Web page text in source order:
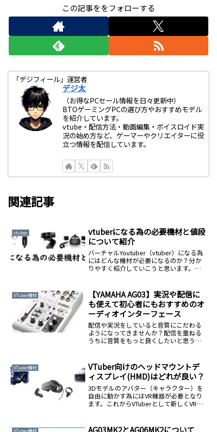
この記事ををフォローする
「デジフィール」運営者
デジ太
（お得なPCセール情報を日々更新中）
BTOゲーミングPCの選び方やおすすめモデル
を紹介しています。
vtube・配信方法・動画編集・ボイスロイド実
況の始め方など、ゲーマーやクリエイターに役
立つ情報を配信しています。
関連記事
vtuber
vtuberになる為の必要機材と値段
について紹介
バーチャルYoutuber（vtuber）になる為
にはどんな機材が必要になるのか？分か
りやすく紹介していこうと思います。
方法を是非見つけてみて下さい。
VTuber機材
【YAMAHA AG03】実況や配信に
も使えて初心者にもおすすめのオ
ーディオインターフェース
配信や実況をしていると音質にこだわる
ようになってきませんか？配信を重ねる
うちに音質をもっと良くしたいと思うよ
初心者の方にもおすすめしたいオーディ
オインターフェース「YAMAHA AG03」の
紹介です。AG03は正式にはウェブキャス
ティングミキサーと呼ばれる機材です
が、オーディオインターフェースの機能
も兼ね備えている為、この記事では「オ
フェースを使うことで何ができるように
VTuber機材
VTuber向けのヘッドマウントデ
ィスプレイ(HMD)はどれが良い？
3Dモデルのアバター（キャラクター）を
自由に動かす為にはVR機器が必要となり
ます。これからVTuberとして新しくVR機
以下の呼び方をしますが、同じ機材で
VTuber機材
AG03MK2とAG06MK2について